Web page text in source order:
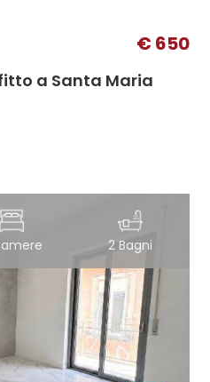
€ 650
a Santa Maria
2 Bagni